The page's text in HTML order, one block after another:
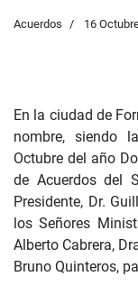
Acuerdos 16
En la ciudad de
nombre, siendo
Octubre del año
de Acuerdos del
Presidente, Dr.
los Señores
Alberto Cabrera,
Bruno Quinteros,